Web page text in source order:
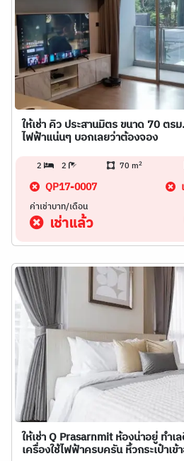
ให้เช่า คิว ประสานมิตร ขนาด 70 ตร
ไฟฟ้าแน่นๆ บอกเลยว่าต้องจอง
2 2 70 m2
QP17-0007
ค่าเช่าบาท/เดือน
เช่าแล้ว
ให้เช่า Q Prasarnmit ห้องน่าอยู่ ทำ
เครื่องใช้ไฟฟ้าครบครัน หิ้วกระเป๋าเข้